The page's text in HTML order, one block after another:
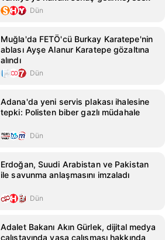
Dün
Muğla'da FETÖ'cü Burkay Karatepe'nin
ablası Ayşe Alanur Karatepe gözaltına
alındı
Dün
Adana'da yeni servis plakası ihalesine
tepki: Polisten biber gazlı müdahale
Dün
Erdoğan, Suudi Arabistan ve Pakistan
ile savunma anlaşmasını imzaladı
Dün
Adalet Bakanı Akın Gürlek, dijital medya
çalıştayında yasa çalışması hakkında